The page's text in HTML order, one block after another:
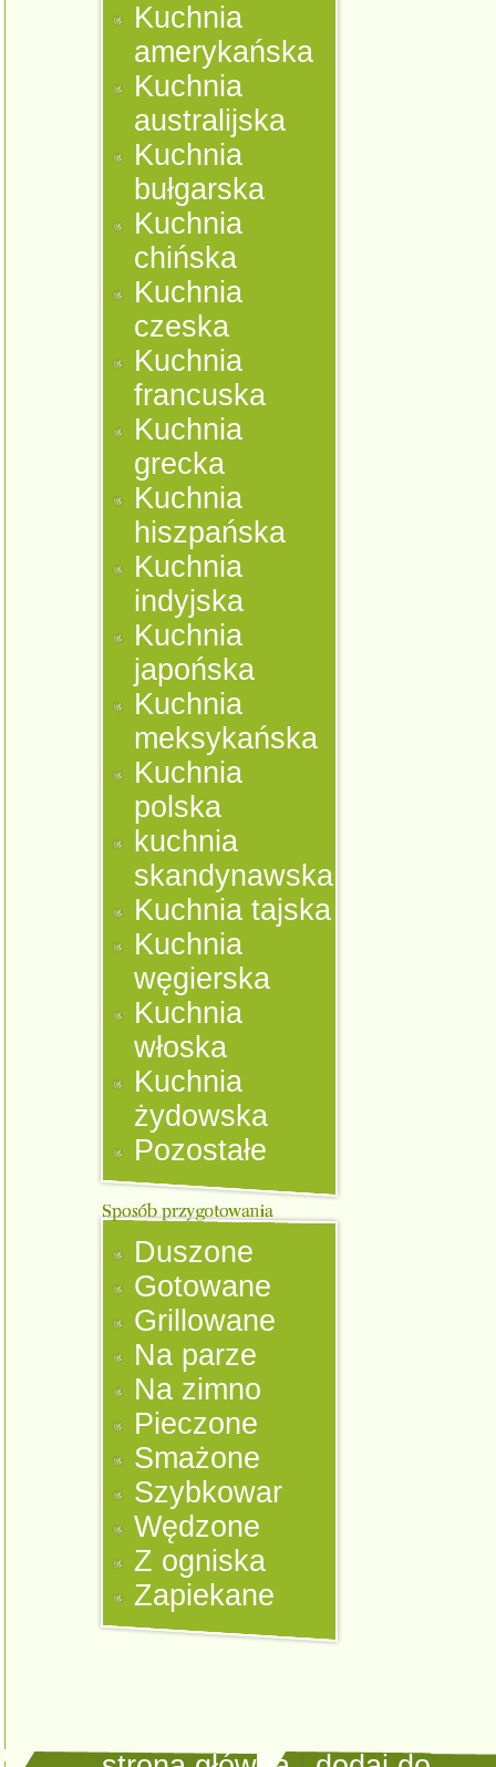
Kuchnia
amerykańska
Kuchnia
australijska
Kuchnia
bułgarska
Kuchnia
chińska
Kuchnia
czeska
Kuchnia
francuska
Kuchnia
grecka
Kuchnia
hiszpańska
Kuchnia
indyjska
Kuchnia
japońska
Kuchnia
meksykańska
Kuchnia
polska
kuchnia
skandynawska
Kuchnia tajska
Kuchnia
węgierska
Kuchnia
włoska
Kuchnia
żydowska
Pozostałe
Duszone
Gotowane
Grillowane
Na parze
Na zimno
Pieczone
Smażone
Szybkowar
Wędzone
Z ogniska
Zapiekane